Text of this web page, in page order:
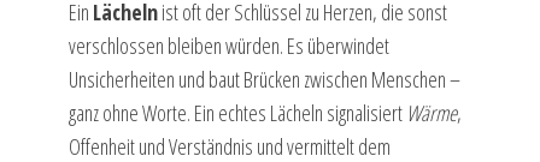
Ein Lächelnist oft der Schlüssel zu Herzen, die sonst
verschlossen bleiben würden. Es überwindet
Unsicherheiten und baut Brücken zwischen Menschen –
ganz ohne Worte. Ein echtes Lächeln signalisiert Wärme,
Offenheit und Verständnis und vermittelt dem